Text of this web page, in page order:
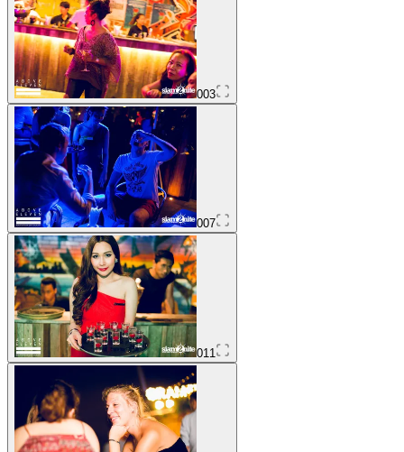
003
007
011